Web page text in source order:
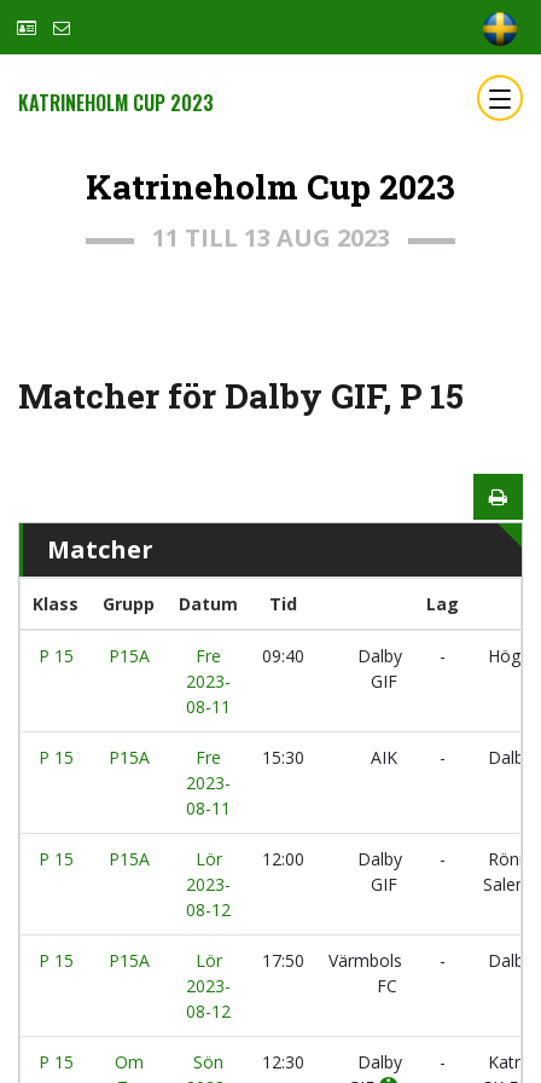
KATRINEHOLM CUP 2023
Katrineholm Cup 2023
11 TILL 13 AUG 2023
Matcher för Dalby GIF, P 15
Matcher
Klass Grupp Datum Tid Lag
P 15 P15A
Fre
2023-
08-11
09:40
Dalby
GIF
-
P 15 P15A
Fre
2023-
08-11
15:30 AIK - Dalby
P 15 P15A
Lör
2023-
08-12
12:00
Dalby
GIF
-
Salem
P 15 P15A
Lör
2023-
08-12
17:50
Värmbols
FC
- Dalby
P 15
Om
Sön
12:30
Dalby
-